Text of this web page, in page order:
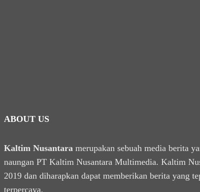
ABOUT US
Kaltim Nusantara merupakan sebuah media berita
naungan PT Kaltim Nusantara Multimedia. Kaltim
2019 dan diharapkan dapat memberikan berita yang
terpercaya.